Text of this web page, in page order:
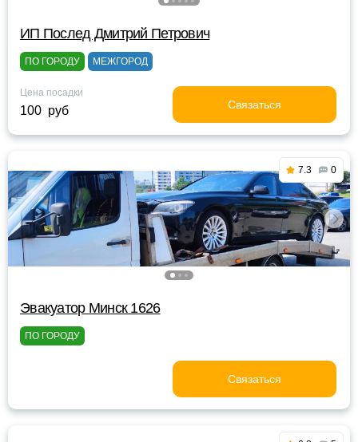
ИП Послед Дмитрий Петрович
ПО ГОРОДУ МЕЖГОРОД
Цена посадки
100 руб Связаться
7.3 0
Эвакуатор Минск 1626
ПО ГОРОДУ
Связаться